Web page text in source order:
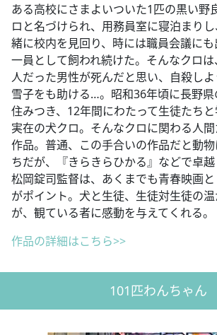
ある高校にさまよいついた1匹の黒い野
ロと名づけられ、用務員室に寝泊まり
緒に校内を見回り、時には職員会議に
一員として飼われ続けた。そんなクロ
人だった男性が死んだと思い、自殺し
雪子をも助ける…。昭和36年頃に長野
住みつき、12年間にわたって生徒たち
実在の犬クロ。そんなクロに関わる人
作品。普通、この手合いの作品だと動
ちだが、『きらきらひかる』などで卓
松岡錠司監督は、あくまでも青春映画
がポイント。犬と生徒、生徒対生徒の
が、観ている者に感動を与えてくれる。
作品の詳細はこちら>>
101匹わんちゃん